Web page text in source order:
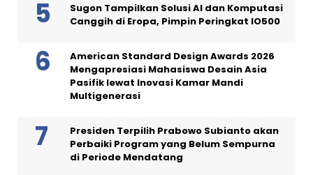
Sugon Tampilkan Solusi AI dan Komputasi
Canggih di Eropa, Pimpin Peringkat IO500
American Standard Design Awards 2026
Mengapresiasi Mahasiswa Desain Asia
Pasifik lewat Inovasi Kamar Mandi
Multigenerasi
Presiden Terpilih Prabowo Subianto akan
Perbaiki Program yang Belum Sempurna
di Periode Mendatang